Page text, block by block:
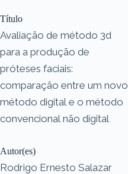
Título
Avaliação de método 3d
para a produção de
próteses faciais:
comparação entre um novo
método digital e o método
convencional não digital
Autor(es)
Rodrigo Ernesto Salazar